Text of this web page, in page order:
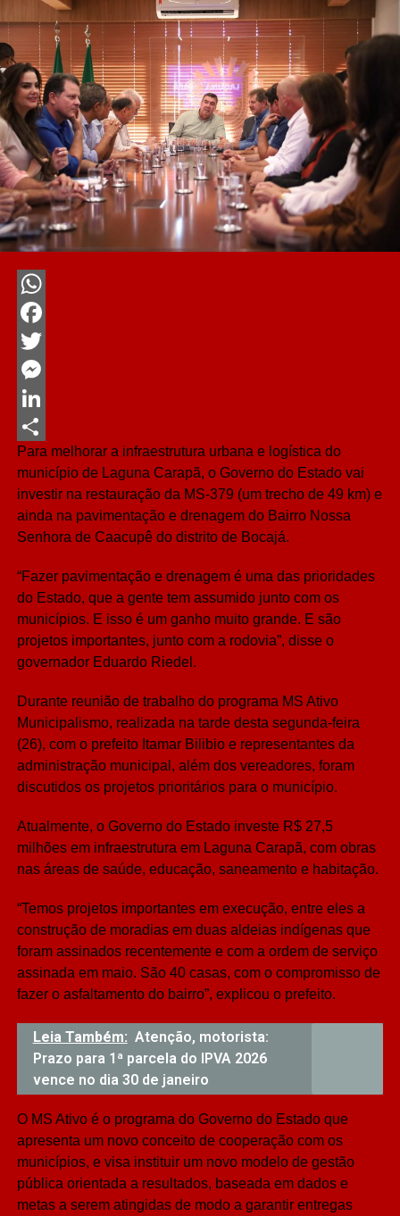
WhatsApp
Facebook
Twitter
Messenger
LinkedIn
Share
Para melhorar a infraestrutura urbana e logística do
município de Laguna Carapã, o Governo do Estado vai
investir na restauração da MS-379 (um trecho de 49 km) e
ainda na pavimentação e drenagem do Bairro Nossa
Senhora de Caacupê do distrito de Bocajá.
“Fazer pavimentação e drenagem é uma das prioridades
do Estado, que a gente tem assumido junto com os
municípios. E isso é um ganho muito grande. E são
projetos importantes, junto com a rodovia”, disse o
governador Eduardo Riedel.
Durante reunião de trabalho do programa MS Ativo
Municipalismo, realizada na tarde desta segunda-feira
(26), com o prefeito Itamar Bilibio e representantes da
administração municipal, além dos vereadores, foram
discutidos os projetos prioritários para o município.
Atualmente, o Governo do Estado investe R$ 27,5
milhões em infraestrutura em Laguna Carapã, com obras
nas áreas de saúde, educação, saneamento e habitação.
“Temos projetos importantes em execução, entre eles a
construção de moradias em duas aldeias indígenas que
foram assinados recentemente e com a ordem de serviço
assinada em maio. São 40 casas, com o compromisso de
fazer o asfaltamento do bairro”, explicou o prefeito.
Leia Também: Atenção, motorista:
Prazo para 1ª parcela do IPVA 2026
vence no dia 30 de janeiro
O MS Ativo é o programa do Governo do Estado que
apresenta um novo conceito de cooperação com os
municípios, e visa instituir um novo modelo de gestão
pública orientada a resultados, baseada em dados e
metas a serem atingidas de modo a garantir entregas